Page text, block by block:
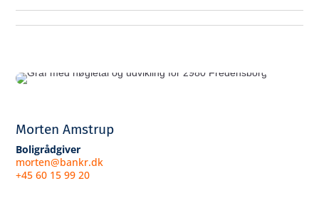
Morten Amstrup
Boligrådgiver
morten@bankr.dk
+45 60 15 99 20